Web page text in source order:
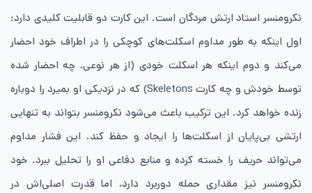
نکرومنسر استاد ارتش مردگان است. این کارت دو قابلیت کلیدی دارد:
اول اینکه به طور مداوم اسکلت‌های کوچکی را در اطراف خود احضار
می‌کند و دوم اینکه هر اسکلت خودی (از هر نوعی، چه احضار شده
توسط خودش و چه کارت Skeletons) که در نزدیکی او بمیرد را دوباره
زنده خواهد کرد. این ترکیب باعث می‌شود نکرومنسر بتواند به تنهایی
ارتشی بی‌پایان از اسکلت‌ها را ایجاد و حفظ کند. این فشار مداوم
می‌تواند حریف را خسته کرده و منابع دفاعی او را تحلیل ببرد. خود
نکرومنسر نیز مقداری حمله دوربرد دارد، اما قدرت اصلی‌اش در